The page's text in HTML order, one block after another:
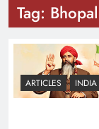
Tag:
ARTICLES INDIA